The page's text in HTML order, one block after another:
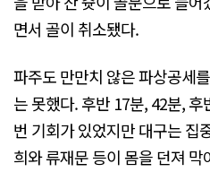
면서 골이 취소됐다.
파주도 만만치 않은 파상공세
는 못했다. 후반 17분, 42분,
번 기회가 있었지만 대구는 집
희와 류재문 등이 몸을 던져 막